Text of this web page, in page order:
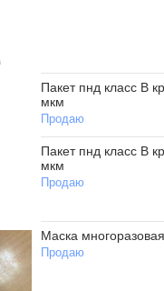
Пакет пнд класс В
мкм
Продаю
Пакет пнд класс В
мкм
Продаю
Маска
Продаю